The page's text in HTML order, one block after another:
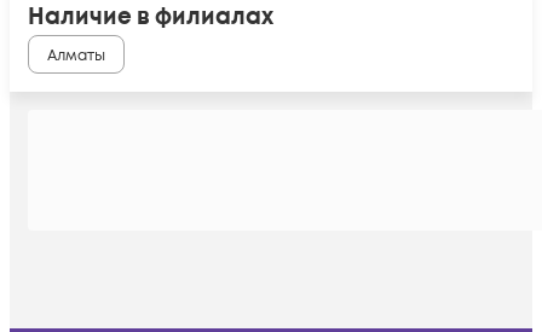
Наличие в филиалах
Алматы